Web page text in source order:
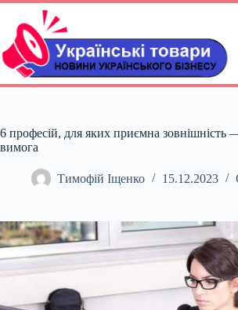
Перейти
вмісту
6 професій, для яких приємна зовнішність
вимога
Тимофій Іщенко 15.12.2023